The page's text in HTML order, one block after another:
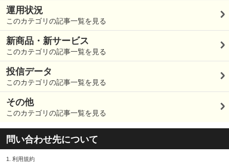
運用状況
このカテゴリの記事一覧を見る
新商品・新サービス
このカテゴリの記事一覧を見る
投信データ
このカテゴリの記事一覧を見る
その他
このカテゴリの記事一覧を見る
問い合わせ先について
1. 利用規約